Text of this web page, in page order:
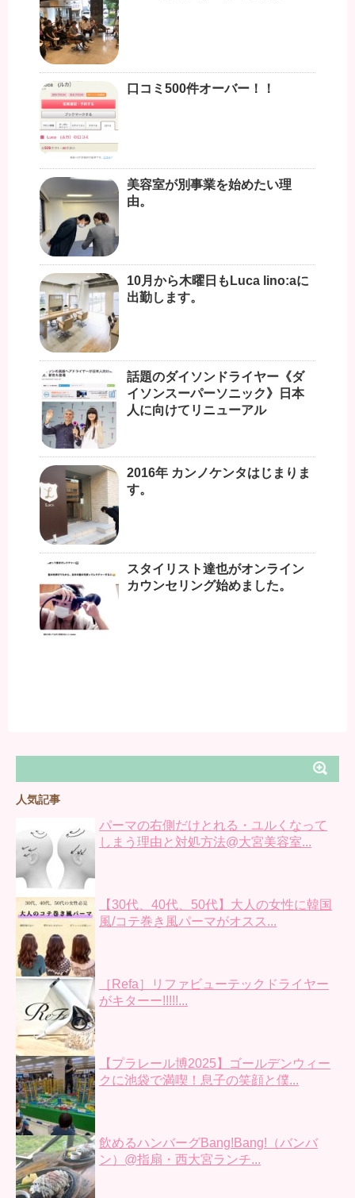
口コミ500件オーバー！！
美容室が別事業を始めたい理
由。
10月から木曜日もLuca lino:aに
出勤します。
話題のダイソンドライヤー《ダ
イソンスーパーソニック》日本
人に向けてリニューアル
2016年 カンノケンタはじまりま
す。
スタイリスト達也がオンライン
カウンセリング始めました。
人気記事
パーマの右側だけとれる・ユルくなって
しまう理由と対処方法@大宮美容室...
【30代、40代、50代】大人の女性に韓国
風/コテ巻き風パーマがオスス...
［Refa］リファビューテックドライヤー
がキターー!!!!!...
【プラレール博2025】ゴールデンウィー
クに池袋で満喫！息子の笑顔と僕...
飲めるハンバーグBang!Bang!（バンバ
ン）@指扇・西大宮ランチ...